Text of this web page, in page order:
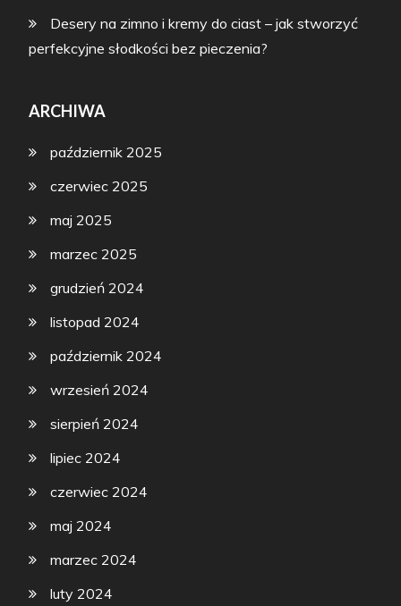
Desery na zimno i kremy do ciast – jak stworzyć
perfekcyjne słodkości bez pieczenia?
ARCHIWA
październik 2025
czerwiec 2025
maj 2025
marzec 2025
grudzień 2024
listopad 2024
październik 2024
wrzesień 2024
sierpień 2024
lipiec 2024
czerwiec 2024
maj 2024
marzec 2024
luty 2024